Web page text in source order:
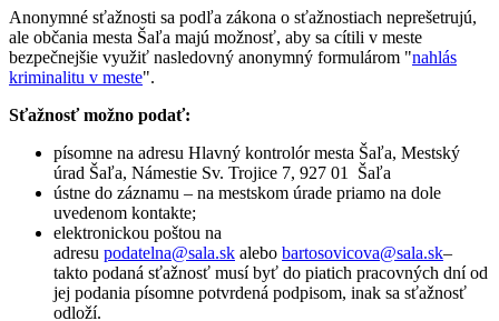
Anonymné sťažnosti sa podľa zákona o sťažnostiach neprešetrujú,
ale občania mesta Šaľa majú možnosť, aby sa cítili v meste
bezpečnejšie využiť nasledovný anonymný formulárom "nahlás
kriminalitu v meste".
Sťažnosť možno podať:
písomne na adresu Hlavný kontrolór mesta Šaľa, Mestský
úrad Šaľa, Námestie Sv. Trojice 7, 927 01 Šaľa
ústne do záznamu – na mestskom úrade priamo na dole
uvedenom kontakte;
elektronickou poštou na
adresu podatelna@sala.sk alebo bartosovicova@sala.sk–
takto podaná sťažnosť musí byť do piatich pracovných dní od
jej podania písomne potvrdená podpisom, inak sa sťažnosť
odloží.